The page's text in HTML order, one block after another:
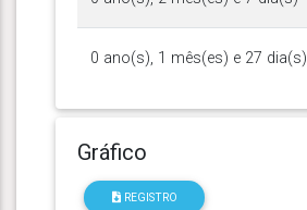
0 ano(s), 1 mês(es) e 27 dia(s)
Gráfico
REGISTRO